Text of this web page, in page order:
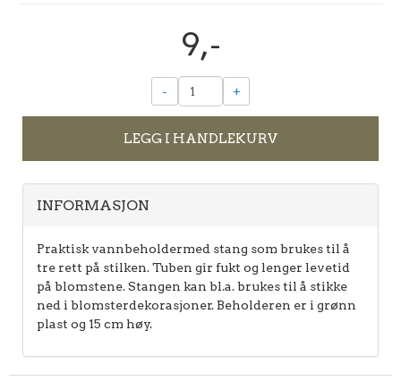
9,-
- +
LEGG I HANDLEKURV
INFORMASJON
Praktisk vannbeholdermed stang som brukes til å
tre rett på stilken. Tuben gir fukt og lenger levetid
på blomstene. Stangen kan bl.a. brukes til å stikke
ned i blomsterdekorasjoner. Beholderen er i grønn
plast og 15 cm høy.